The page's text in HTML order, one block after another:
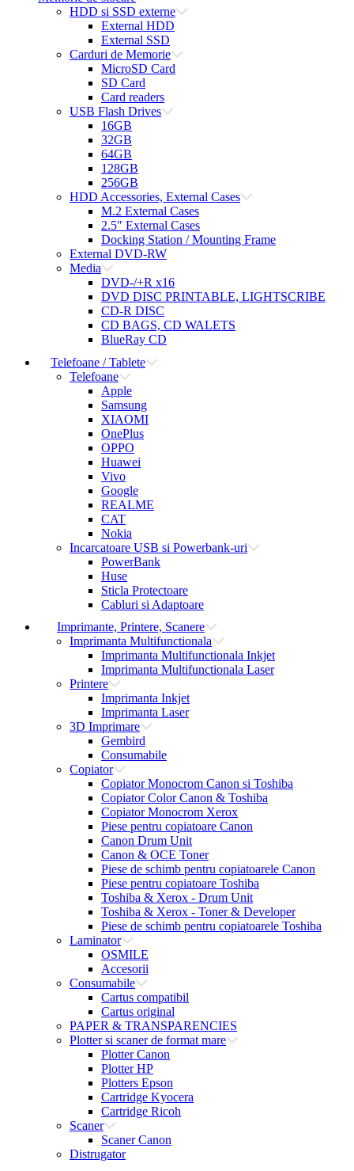
HDD si SSD externe
External HDD
External SSD
Carduri de Memorie
MicroSD Card
SD Card
Card readers
USB Flash Drives
16GB
32GB
64GB
128GB
256GB
HDD Accessories, External Cases
M.2 External Cases
2.5" External Cases
Docking Station / Mounting Frame
External DVD-RW
Media
DVD-/+R x16
DVD DISC PRINTABLE, LIGHTSCRIBE
CD-R DISC
CD BAGS, CD WALETS
BlueRay CD
Telefoane / Tablete
Telefoane
Apple
Samsung
XIAOMI
OnePlus
OPPO
Huawei
Vivo
Google
REALME
CAT
Nokia
Incarcatoare USB si Powerbank-uri
PowerBank
Huse
Sticla Protectoare
Cabluri si Adaptoare
Imprimante, Printere, Scanere
Imprimanta Multifunctionala
Imprimanta Multifunctionala Inkjet
Imprimanta Multifunctionala Laser
Printere
Imprimanta Inkjet
Imprimanta Laser
3D Imprimare
Gembird
Consumabile
Copiator
Copiator Monocrom Canon si Toshiba
Copiator Color Canon & Toshiba
Copiator Monocrom Xerox
Piese pentru copiatoare Canon
Canon Drum Unit
Canon & OCE Toner
Piese de schimb pentru copiatoarele Canon
Piese pentru copiatoare Toshiba
Toshiba & Xerox - Drum Unit
Toshiba & Xerox - Toner & Developer
Piese de schimb pentru copiatoarele Toshiba
Laminator
OSMILE
Accesorii
Consumabile
Cartus compatibil
Cartus original
PAPER & TRANSPARENCIES
Plotter si scaner de format mare
Plotter Canon
Plotter HP
Plotters Epson
Cartridge Kyocera
Cartridge Ricoh
Scaner
Scaner Canon
Distrugator